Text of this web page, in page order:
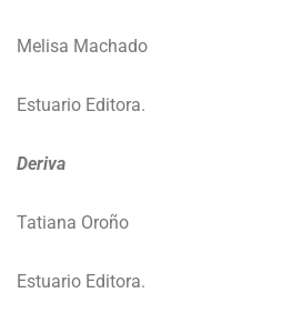
Melisa Machado
Estuario Editora.
Deriva
Tatiana Oroño
Estuario Editora.